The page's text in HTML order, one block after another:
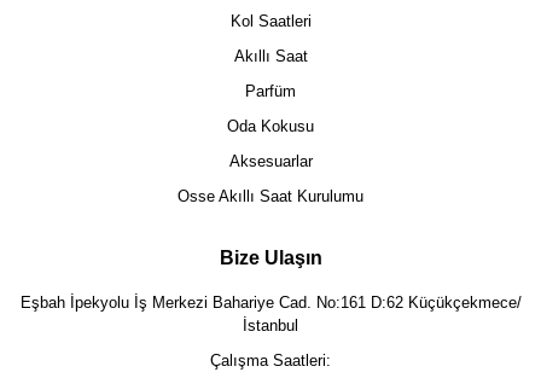
Kol Saatleri
Akıllı Saat
Parfüm
Oda Kokusu
Aksesuarlar
Osse Akıllı Saat Kurulumu
Bize Ulaşın
Eşbah İpekyolu İş Merkezi Bahariye Cad. No:161 D:62 Küçükçekmece/
İstanbul
Çalışma Saatleri: